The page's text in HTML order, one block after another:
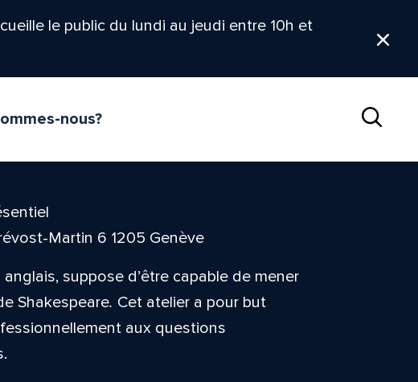
le public du lundi au jeudi entre 10h et
nous?
Martin 6 1205 Genève
suppose d’être capable de mener
Shakespeare. Cet atelier a pour but
aux questions